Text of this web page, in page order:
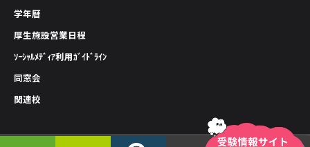
学年暦
厚生施設営業日程
ｿｰｼｬﾙﾒﾃﾞｨｱ利用ｶﾞｲﾄﾞﾗｲﾝ
同窓会
関連校